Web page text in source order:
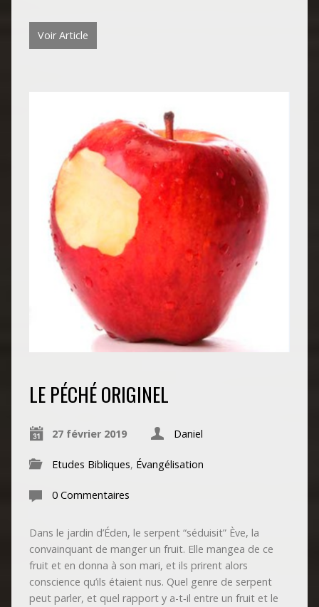
Voir Article
LE PÉCHÉ ORIGINEL
27 février 2019 Daniel
Etudes Bibliques, Évangélisation
0 Commentaires
Dans le jardin d’Éden, le serpent “séduisit” Ève, la
convainquant de manger un fruit. Elle mangea de ce
fruit et en donna à son mari, et ils prirent alors
conscience qu’ils étaient nus. Quel genre de serpent
peut parler, et quel rapport y a-t‑il entre un fruit et le